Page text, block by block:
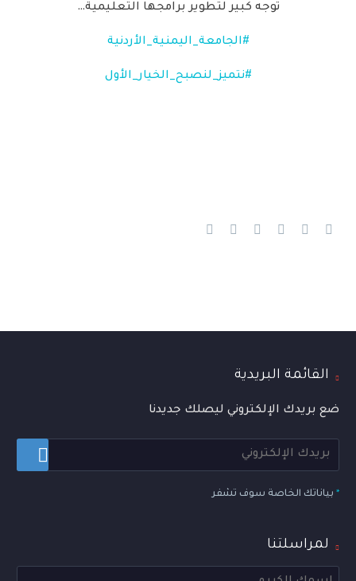
توجه كبير لتطوير برامجها التعليمية…
#الجامعة_اليمنية_الأردنية
#نتميز_لنصبح_الخيار_الأول
القائمة البريدية
ضع بريدك الإلكتروني ليصلك جديدنا
* بياناتك الخاصة سوف تشفر
لمراسلتنا